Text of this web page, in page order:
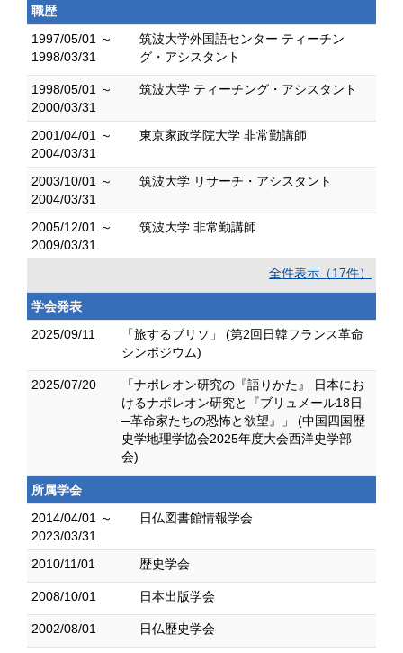
職歴
1997/05/01 ～
1998/03/31
筑波大学外国語センター ティーチン
グ・アシスタント
1998/05/01 ～
2000/03/31
筑波大学 ティーチング・アシスタント
2001/04/01 ～
2004/03/31
東京家政学院大学 非常勤講師
2003/10/01 ～
2004/03/31
筑波大学 リサーチ・アシスタント
2005/12/01 ～
2009/03/31
筑波大学 非常勤講師
全件表示（17件）
学会発表
2025/09/11
「旅するブリソ」 (第2回日韓フランス革命
シンポジウム)
2025/07/20
「ナポレオン研究の『語りかた』 日本にお
けるナポレオン研究と『ブリュメール18日
─革命家たちの恐怖と欲望』」 (中国四国歴
史学地理学協会2025年度大会西洋史学部
会)
所属学会
2014/04/01 ～
2023/03/31
日仏図書館情報学会
2010/11/01 歴史学会
2008/10/01 日本出版学会
2002/08/01 日仏歴史学会